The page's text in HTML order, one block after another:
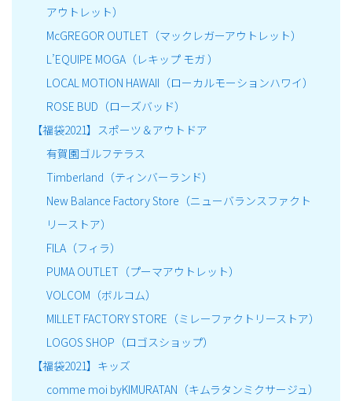
アウトレット）
McGREGOR OUTLET（マックレガーアウトレット）
L’EQUIPE MOGA（レキップ モガ ）
LOCAL MOTION HAWAII（ローカルモーションハワイ）
ROSE BUD（ローズバッド）
【福袋2021】スポーツ＆アウトドア
有賀園ゴルフテラス
Timberland（ティンバーランド）
New Balance Factory Store（ニューバランスファクト
リーストア）
FILA（フィラ）
PUMA OUTLET（プーマアウトレット）
VOLCOM（ボルコム）
MILLET FACTORY STORE（ミレーファクトリーストア）
LOGOS SHOP（ロゴスショップ）
【福袋2021】キッズ
comme moi byKIMURATAN（キムラタンミクサージュ）